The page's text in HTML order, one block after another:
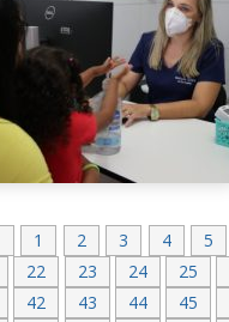
1 2 3 4 5
22 23 24 25
42 43 44 45